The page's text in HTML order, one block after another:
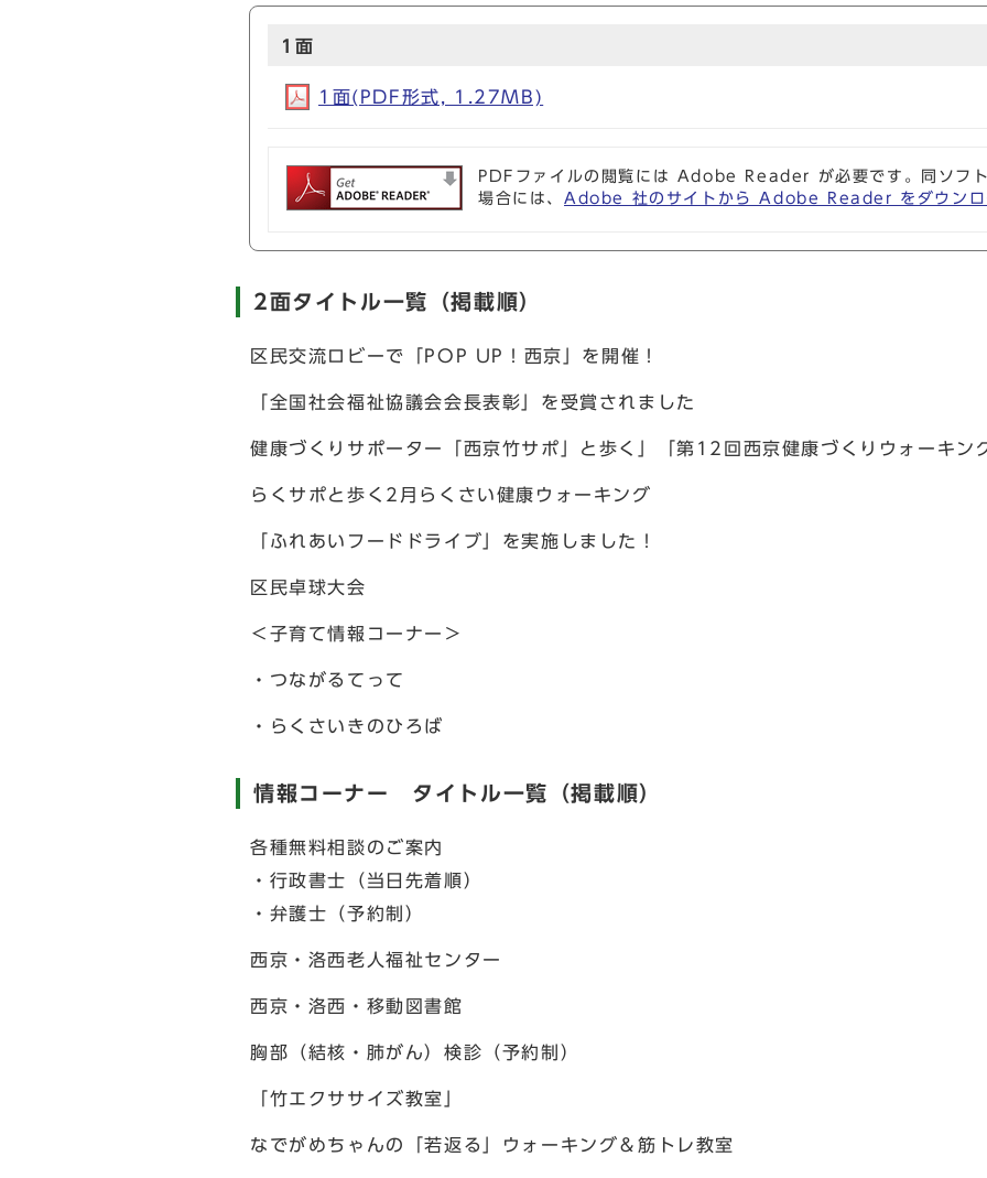
1面
1面(PDF形式, 1.27MB)
PDFファイルの閲覧には Adobe Reader が必要です。同ソフト
場合には、 Adobe 社のサイトから Adobe Reader をダウンロ
2面タイトル一覧（掲載順）
区民交流ロビーで「POP UP！西京」を開催！
「全国社会福祉協議会会長表彰」を受賞されました
健康づくりサポーター「西京竹サポ」と歩く」「第12回西京健康づくりウォーキン
らくサポと歩く2月らくさい健康ウォーキング
「ふれあいフードドライブ」を実施しました！
区民卓球大会
＜子育て情報コーナー＞
・つながるてって
・らくさいきのひろば
情報コーナー タイトル一覧（掲載順）
各種無料相談のご案内
・行政書士（当日先着順）
・弁護士（予約制）
西京・洛西老人福祉センター
西京・洛西・移動図書館
胸部（結核・肺がん）検診（予約制）
「竹エクササイズ教室」
なでがめちゃんの「若返る」ウォーキング＆筋トレ教室